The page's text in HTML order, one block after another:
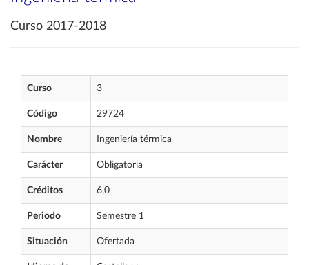
Curso 2017-2018
Curso 3
Código 29724
Nombre Ingeniería térmica
Carácter Obligatoria
Créditos 6,0
Periodo Semestre 1
Situación Ofertada